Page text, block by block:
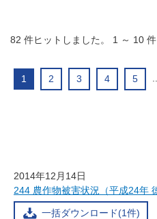
82 件ヒットしました。 1 ～ 10
1 2 3 4 5
2014年12月14日
244 農作物被害状況（平成24年
一括ダウンロード(1件)